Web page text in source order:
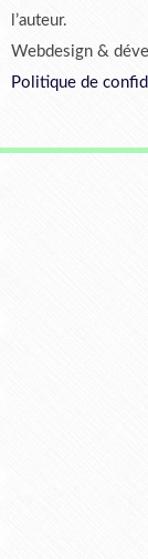
l’auteur.
Webdesign &
Politique de